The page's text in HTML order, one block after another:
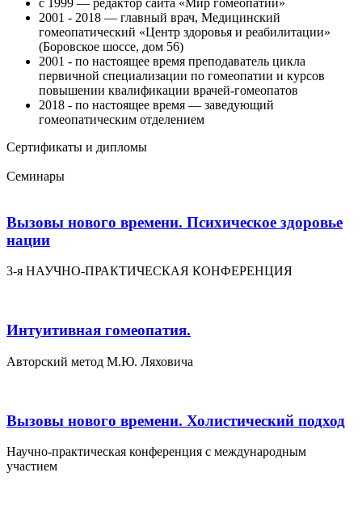
с 1999 — редактор сайта «Мир гомеопатии»
2001 - 2018 — главный врач, Медицинский
гомеопатический «Центр здоровья и реабилитации»
(Боровское шоссе, дом 56)
2001 - по настоящее время преподаватель цикла
первичной специализации по гомеопатии и курсов
повышении квалификации врачей-гомеопатов
2018 - по настоящее время — заведующий
гомеопатическим отделением
Сертификаты и дипломы
Семинары
Вызовы нового времени. Психическое здоровье
нации
3-я НАУЧНО-ПРАКТИЧЕСКАЯ КОНФЕРЕНЦИЯ
Интуитивная гомеопатия.
Авторский метод М.Ю. Ляховича
Вызовы нового времени. Холистический подход
Научно-практическая конференция с международным
участием